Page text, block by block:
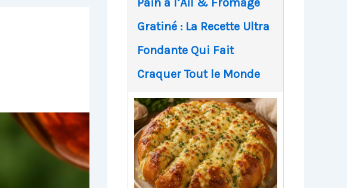
Gratiné : La Recette Ultra
Fondante Qui Fait
Craquer Tout le Monde